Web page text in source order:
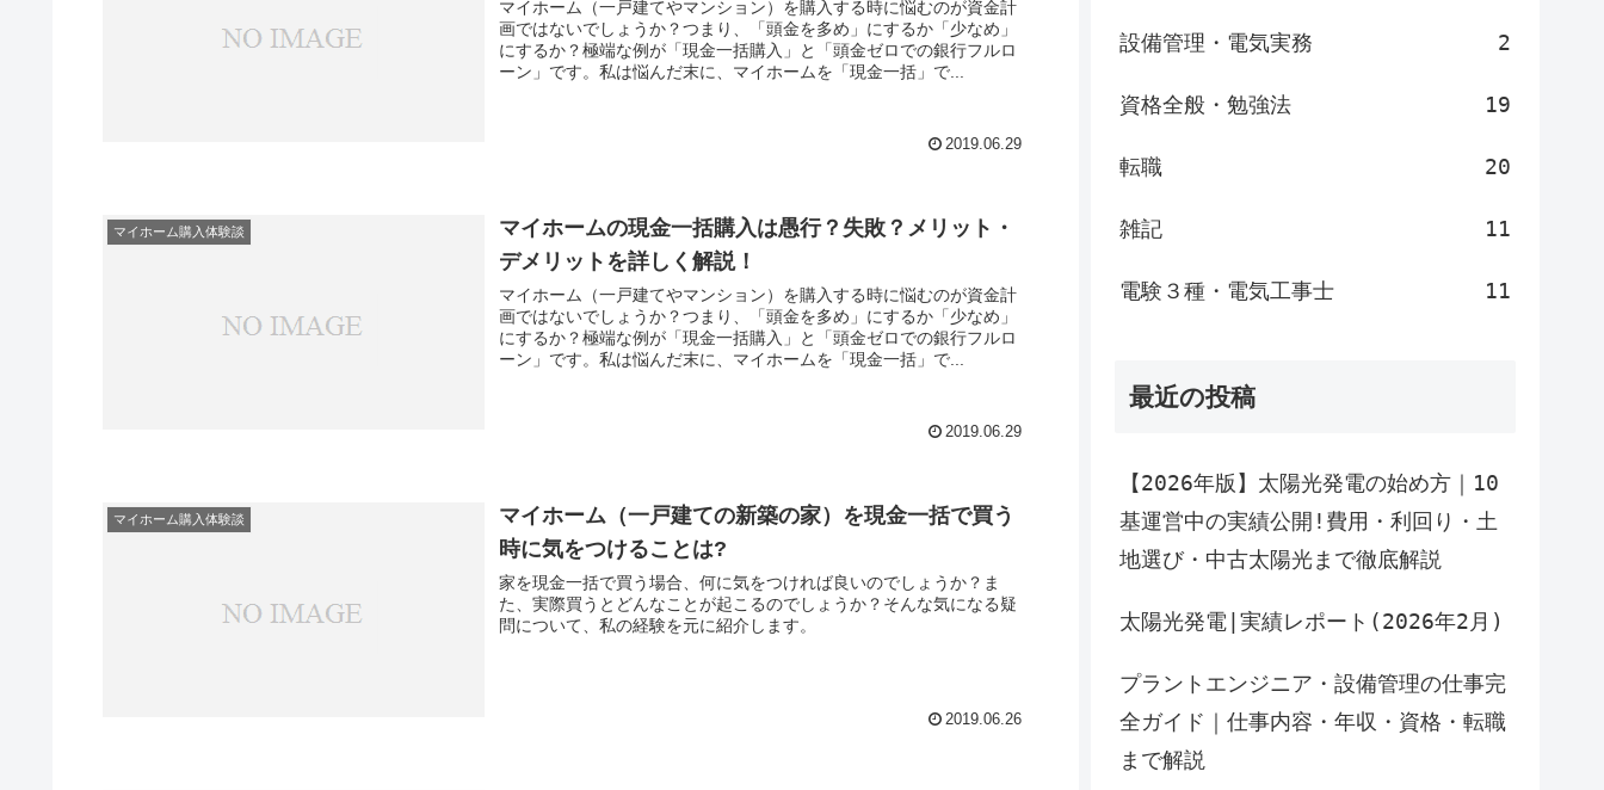
マイホーム（一戸建てやマンション）を購入する時に悩むのが資金計
画ではないでしょうか？つまり、「頭金を多め」にするか「少なめ」
にするか？極端な例が「現金一括購入」と「頭金ゼロでの銀行フルロ
ーン」です。私は悩んだ末に、マイホームを「現金一括」で...
2019.06.29
マイホーム購入体験談
マイホームの現金一括購入は愚行？失敗？メリット・
デメリットを詳しく解説！
マイホーム（一戸建てやマンション）を購入する時に悩むのが資金計
画ではないでしょうか？つまり、「頭金を多め」にするか「少なめ」
にするか？極端な例が「現金一括購入」と「頭金ゼロでの銀行フルロ
ーン」です。私は悩んだ末に、マイホームを「現金一括」で...
2019.06.29
マイホーム購入体験談
マイホーム（一戸建ての新築の家）を現金一括で買う
時に気をつけることは?
家を現金一括で買う場合、何に気をつければ良いのでしょうか？ま
た、実際買うとどんなことが起こるのでしょうか？そんな気になる疑
問について、私の経験を元に紹介します。
2019.06.26
設備管理・電気実務 2
資格全般・勉強法 19
転職 20
雑記 11
電験３種・電気工事士 11
最近の投稿
【2026年版】太陽光発電の始め方｜10
基運営中の実績公開!費用・利回り・土
地選び・中古太陽光まで徹底解説
太陽光発電|実績レポート(2026年2月)
プラントエンジニア・設備管理の仕事完
全ガイド｜仕事内容・年収・資格・転職
まで解説